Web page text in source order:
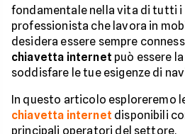
fondamentale nella vita di tutti i
professionista che lavora in
desidera essere sempre
chiavetta internet può essere
soddisfare le tue esigenze di
In questo articolo esploreremo
chiavetta internet disponibili
principali operatori del settore.